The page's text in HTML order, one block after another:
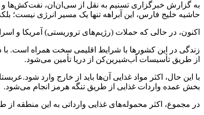
حاشیه خلیج فارس، این آبراهه تنها یک مسیر انرژی نیست؛ بلکه شریان حیاتی
اکنون، در حالی که حملات (رژیم‌های تروریستی) آمریکا و
از طریق تأسیسات آب‌شیرین‌کن از دریا تأمین می‌شود.
بخش عمده واردات غذایی از طریق تنگه هرمز انجام می‌شود.
در مجموع، اکثر محموله‌های غذایی وارداتی به این منطقه از